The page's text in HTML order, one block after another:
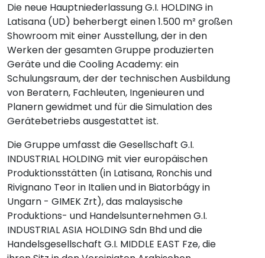
Die neue Hauptniederlassung G.I. HOLDING in
Latisana (UD) beherbergt einen 1.500 m² großen
Showroom mit einer Ausstellung, der in den
Werken der gesamten Gruppe produzierten
Geräte und die Cooling Academy: ein
Schulungsraum, der der technischen Ausbildung
von Beratern, Fachleuten, Ingenieuren und
Planern gewidmet und für die Simulation des
Gerätebetriebs ausgestattet ist.
Die Gruppe umfasst die Gesellschaft G.I.
INDUSTRIAL HOLDING mit vier europäischen
Produktionsstätten (in Latisana, Ronchis und
Rivignano Teor in Italien und in Biatorbágy in
Ungarn - GIMEK Zrt), das malaysische
Produktions- und Handelsunternehmen G.I.
INDUSTRIAL ASIA HOLDING Sdn Bhd und die
Handelsgesellschaft G.I. MIDDLE EAST Fze, die